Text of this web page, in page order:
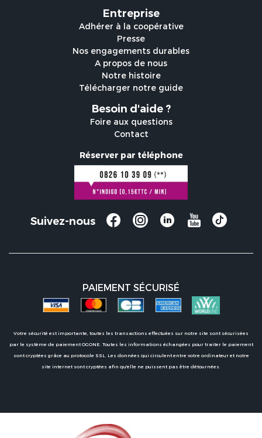
Entreprise
Adhérer à la coopérative
Presse
Nos engagements durables
A propos de nous
Notre histoire
Télécharger notre guide
Besoin d'aide ?
Foire aux questions
Contact
Réserver par téléphone
Suivez-nous
PAIEMENT SÉCURISÉ
Votre sécurité est importante, toutes les transactions effectuées sur notre site sont sécurisées
par le système de paiement OGONE. Toutes les informations échangées pour traiter le paiement
sont cryptées grâce au protocole SSL. Les données qui circulent entre votre ordinateur et notre
site internet sont cryptées afin qu'elle ne puissent pas être détournées.